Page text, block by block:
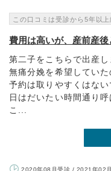
この口コミは受診から5年以上
費用は高いが、産前産
第二子をこちらで出産し
無痛分娩を希望してい
予約は取りやすくはな
日はだいたい時間通り
こ...
2020年08月受診 / 2021年02